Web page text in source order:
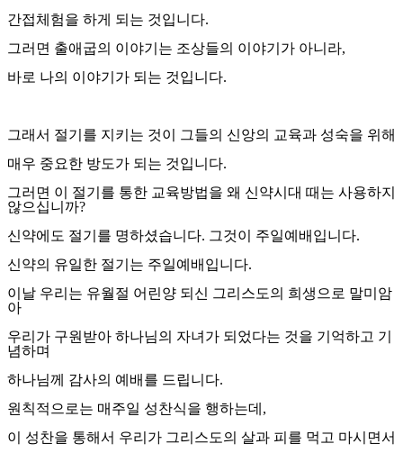
간접체험을 하게 되는 것입니다.
그러면 출애굽의 이야기는 조상들의 이야기가 아니라,
바로 나의 이야기가 되는 것입니다.
그래서 절기를 지키는 것이 그들의 신앙의 교육과 성숙을 위해
매우 중요한 방도가 되는 것입니다.
그러면 이 절기를 통한 교육방법을 왜 신약시대 때는 사용하지
않으십니까?
신약에도 절기를 명하셨습니다. 그것이 주일예배입니다.
신약의 유일한 절기는 주일예배입니다.
이날 우리는 유월절 어린양 되신 그리스도의 희생으로 말미암
아
우리가 구원받아 하나님의 자녀가 되었다는 것을 기억하고 기
념하며
하나님께 감사의 예배를 드립니다.
원칙적으로는 매주일 성찬식을 행하는데 ,
이 성찬을 통해서 우리가 그리스도의 살과 피를 먹고 마시면서